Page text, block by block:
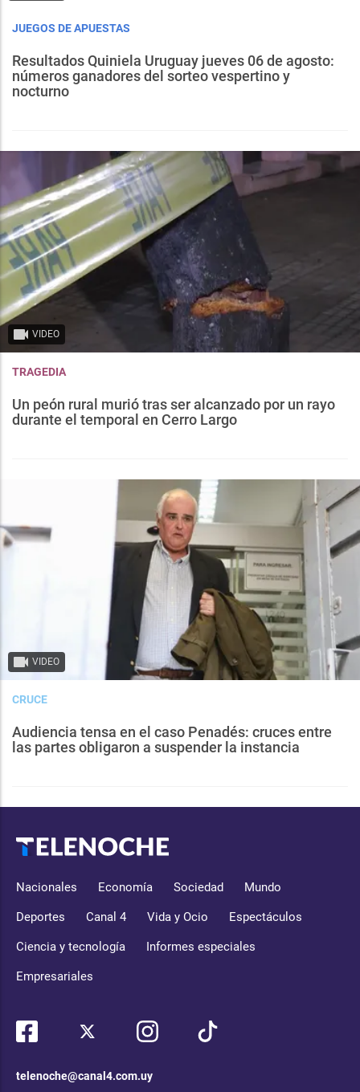
JUEGOS DE APUESTAS
Resultados Quiniela Uruguay jueves 06 de agosto:
números ganadores del sorteo vespertino y
nocturno
VIDEO
TRAGEDIA
Un peón rural murió tras ser alcanzado por un rayo
durante el temporal en Cerro Largo
VIDEO
CRUCE
Audiencia tensa en el caso Penadés: cruces entre
las partes obligaron a suspender la instancia
Nacionales Economía Sociedad Mundo
Deportes Canal 4 Vida y Ocio Espectáculos
Ciencia y tecnología Informes especiales
Empresariales
telenoche@canal4.com.uy